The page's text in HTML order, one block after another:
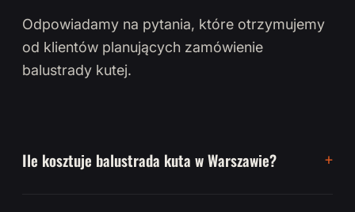
Odpowiadamy na pytania, które otrzymujemy
od klientów planujących zamówienie
balustrady kutej.
Ile kosztuje balustrada kuta w Warszawie?